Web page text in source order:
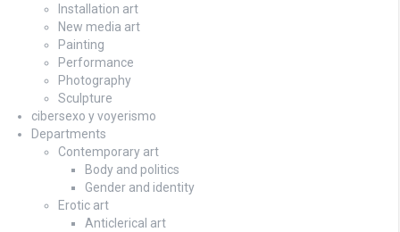
Installation art
New media art
Painting
Performance
Photography
Sculpture
cibersexo y voyerismo
Departments
Contemporary art
Body and politics
Gender and identity
Erotic art
Anticlerical art